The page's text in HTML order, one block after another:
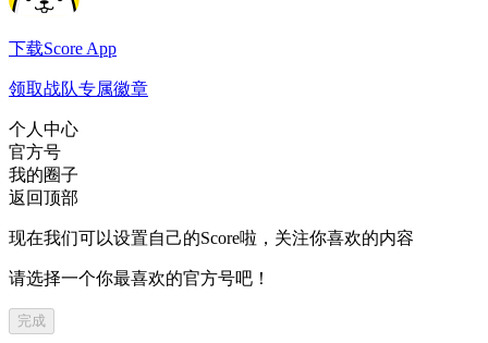
下载Score App
领取战队专属徽章
个人中心
官方号
我的圈子
返回顶部
现在我们可以设置自己的Score啦，关注你喜欢的内容
请选择一个你最喜欢的官方号吧！
完成